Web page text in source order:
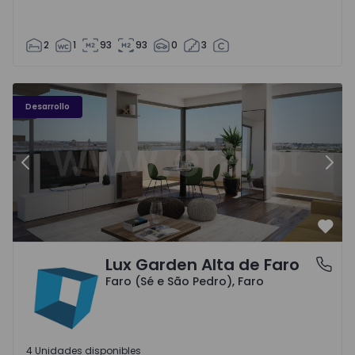
2 1 93 93 0 3
Desarrollo
Anterior
Faro (Sé e São Pedro), Faro
Lux Garden Alta de Faro
Faro (Sé e São Pedro), Faro
4 Unidades disponibles